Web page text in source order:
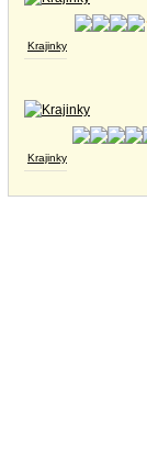
Krajinky
Krajinky